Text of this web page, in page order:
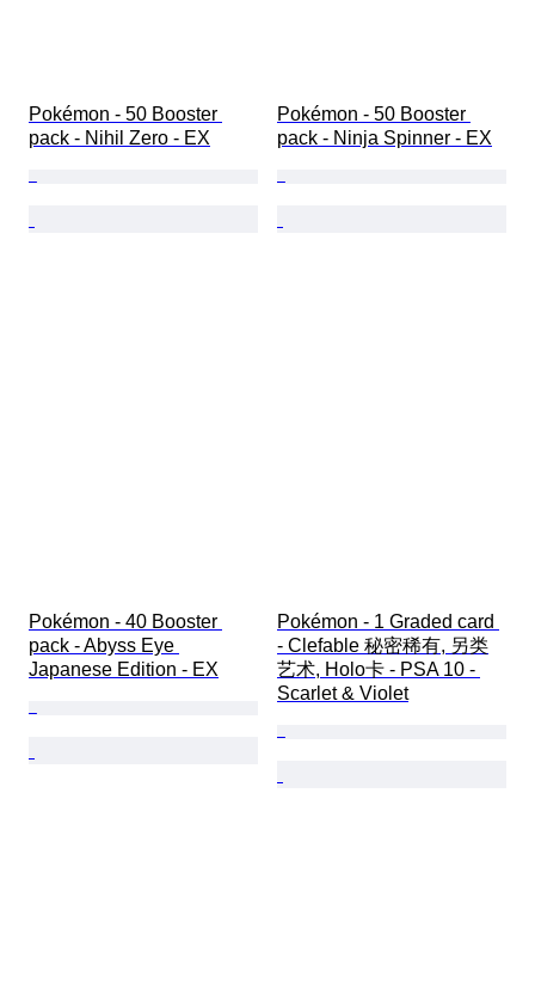
Pokémon - 50 Booster
pack - Nihil Zero - EX
Pokémon - 50 Booster
pack - Ninja Spinner - EX
Pokémon - 40 Booster
pack - Abyss Eye
Japanese Edition - EX
Pokémon - 1 Graded card
- Clefable 秘密稀有, 另类
艺术, Holo卡 - PSA 10 -
Scarlet & Violet